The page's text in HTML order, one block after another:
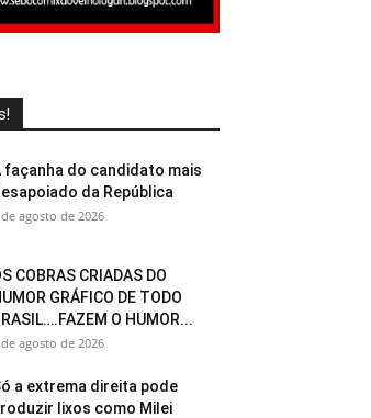
façanha do candidato mais
da República
de agosto de 2026
COBRAS CRIADAS DO
GRÁFICO DE TODO
O HUMOR...
agosto de 2026
a extrema direita pode
lixos como Milei